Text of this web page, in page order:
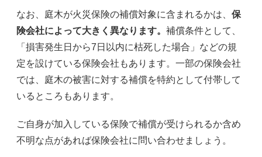
なお、庭木が火災保険の補償対象に含まれるかは、 保
険会社によって大きく異なります。 補償条件として、
「損害発生日から7日以内に枯死した場合」などの規
定を設けている保険会社もあります。一部の保険会社
では、庭木の被害に対する補償を特約として付帯して
いるところもあります。
ご自身が加入している保険で補償が受けられるか含め
不明な点があれば保険会社に問い合わせましょう。